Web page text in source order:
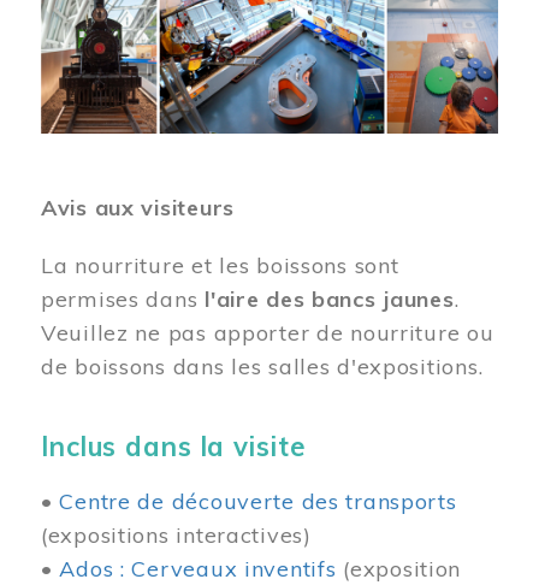
Avis aux visiteurs
La nourriture et les boissons sont
permises dans l'aire des bancs jaunes.
Veuillez ne pas apporter de nourriture ou
de boissons dans les salles d'expositions.
Inclus dans la visite
•Centre de découverte des transports
(expositions interactives)
•Ados : Cerveaux inventifs (exposition